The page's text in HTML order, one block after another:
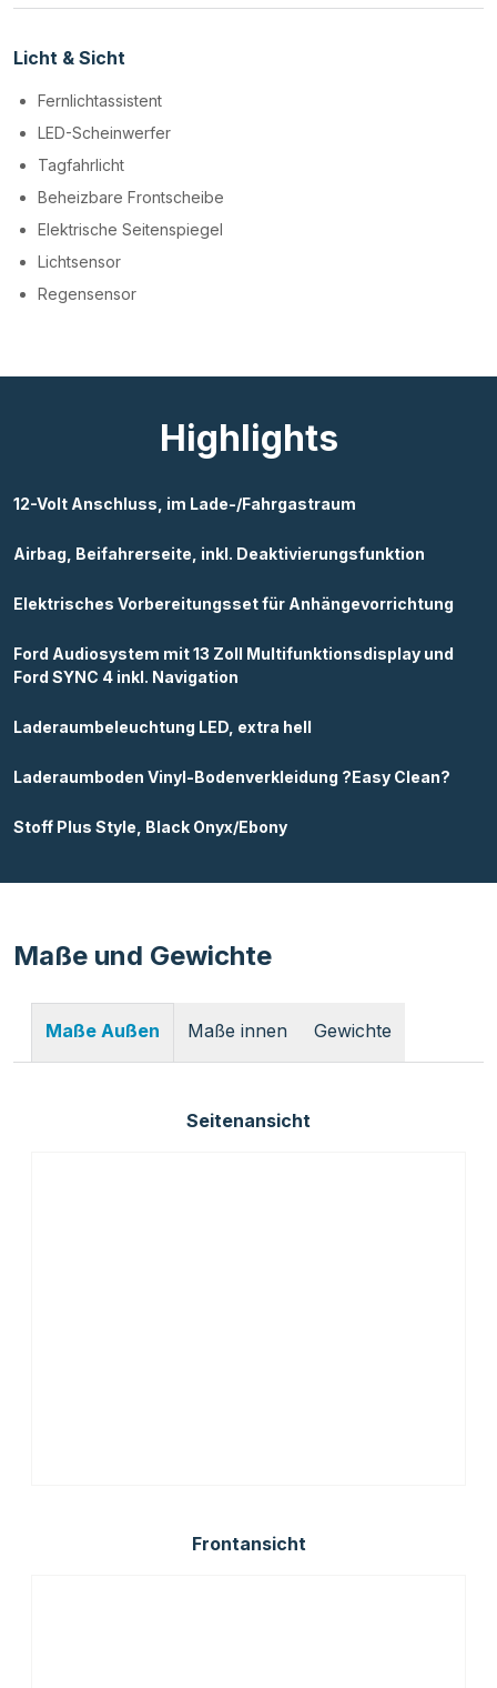
Licht & Sicht
Fernlichtassistent
LED-Scheinwerfer
Tagfahrlicht
Beheizbare Frontscheibe
Elektrische Seitenspiegel
Lichtsensor
Regensensor
Highlights
12-Volt Anschluss, im Lade-/Fahrgastraum
Airbag, Beifahrerseite, inkl. Deaktivierungsfunktion
Elektrisches Vorbereitungsset für Anhängevorrichtung
Ford Audiosystem mit 13 Zoll Multifunktionsdisplay und
Ford SYNC 4 inkl. Navigation
Laderaumbeleuchtung LED, extra hell
Laderaumboden Vinyl-Bodenverkleidung ?Easy Clean?
Stoff Plus Style, Black Onyx/Ebony
Maße und Gewichte
Maße Außen Maße innen Gewichte
Seitenansicht
Frontansicht